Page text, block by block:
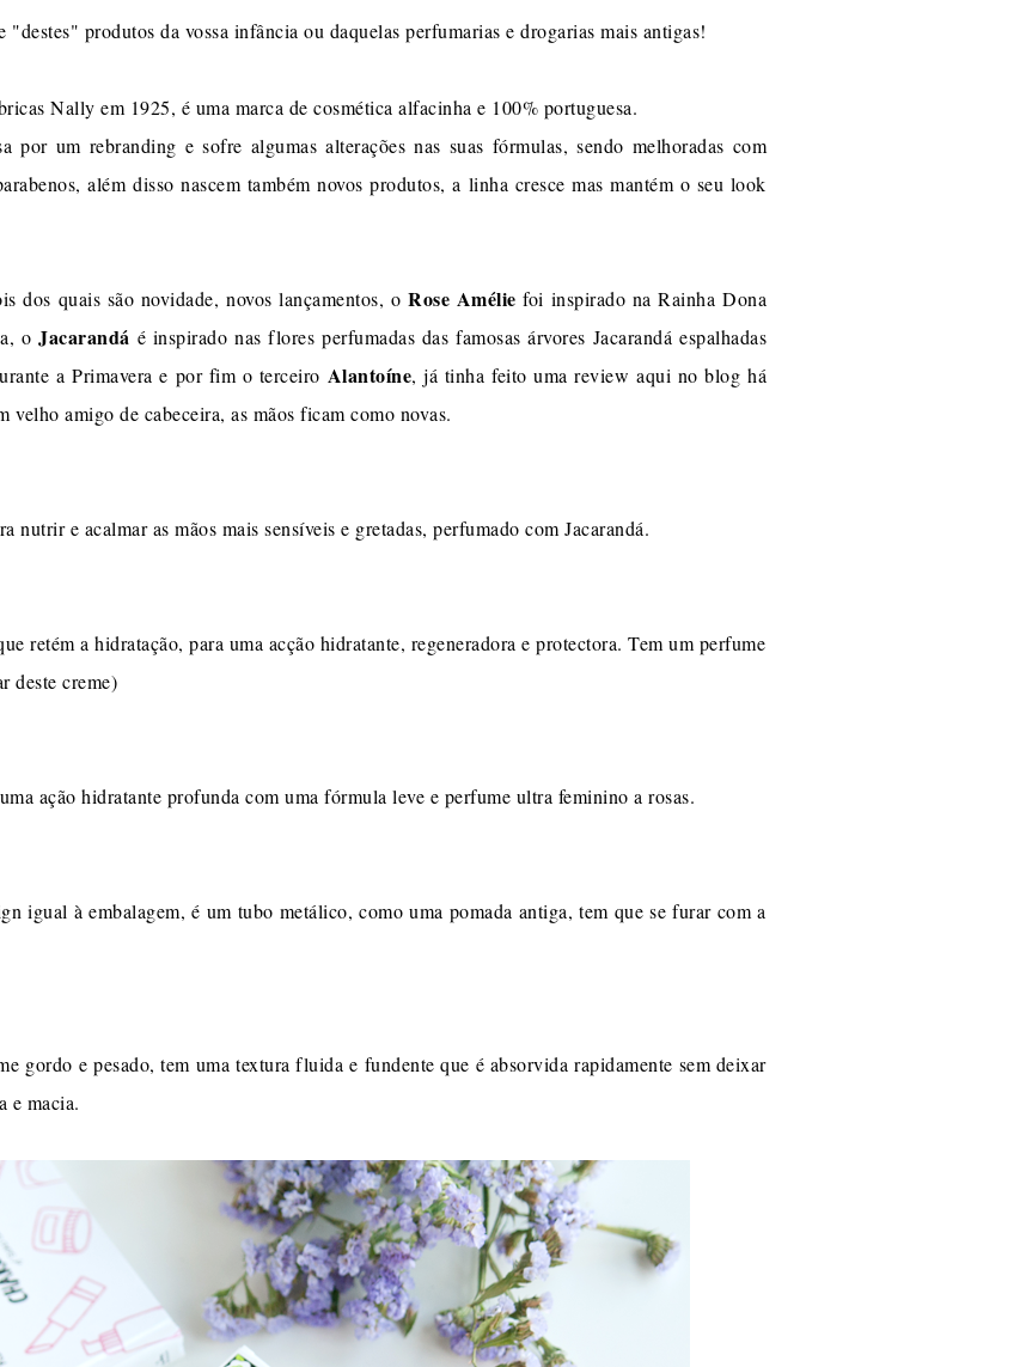
produtos da vossa infância ou daquelas perfumarias e drogarias mais antigas!
Nally em 1925, é uma marca de cosmética alfacinha e 100% portuguesa.
por um rebranding e sofre algumas alterações nas suas fórmulas, sendo melhoradas com
além disso nascem também novos produtos, a linha cresce mas mantém o seu look
dos quais são novidade, novos lançamentos, oRose Améliefoi inspirado na Rainha Dona
oJacarandá é inspirado nas flores perfumadas das famosas árvores Jacarandá espalhadas
a Primavera e por fim o terceiro Alantoíne, já tinha feito uma review aqui no blog há
velho amigo de cabeceira, as mãos ficam como novas.
nutrir e acalmar as mãos mais sensíveis e gretadas, perfumado com Jacarandá.
retém a hidratação, para uma acção hidratante, regeneradora e protectora. Tem um perfume
deste creme)
ação hidratante profunda com uma fórmula leve e perfume ultra feminino a rosas.
igual à embalagem, é um tubo metálico, como uma pomada antiga, tem que se furar com a
gordo e pesado, tem uma textura fluida e fundente que é absorvida rapidamente sem deixar
e macia.